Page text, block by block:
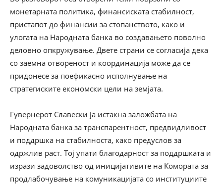
монетарната политика, финансиската стабилност,
пристапот до финансии за стопанството, како и
улогата на Народната банка во создавањето поволно
деловно опкружување. Двете страни се согласија дека
со заемна отвореност и координација може да се
придонесе за поефикасно исполнување на
стратегиските економски цели на земјата.
Гувернерот Славески ја истакна заложбата на
Народната банка за транспарентност, предвидливост
и поддршка на стабилноста, како предуслов за
одржлив раст. Тој упати благодарност за поддршката и
изрази задоволство од иницијативите на Комората за
продлабочување на комуникацијата со институциите